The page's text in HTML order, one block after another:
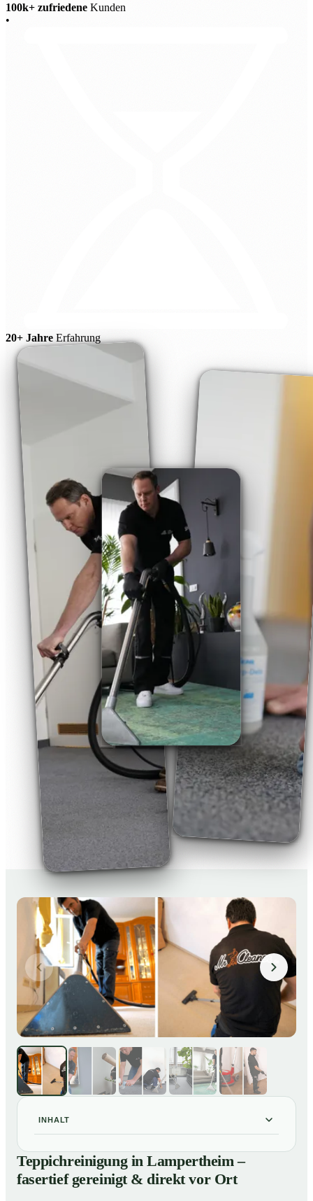
100k+ zufriedene Kunden
•
20+ Jahre Erfahrung
INHALT
01Teppichreinigung in Lampertheim – fasertief gereinigt &
direkt vor Ort
Unsere Leistungen im Überblick
Teppichreinigung in Lampertheim –
fasertief gereinigt & direkt vor Ort